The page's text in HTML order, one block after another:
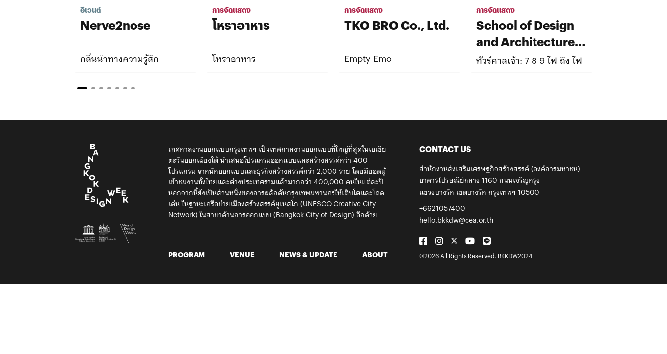
อีเวนต์
Nerve2nose
กลิ่นนำทางความรู้สึก
การจัดแสดง
โหราอาหาร
โหราอาหาร
การจัดแสดง
TKO BRO Co., Ltd.
Empty Emo
การจัดแสดง
School of Design
and Architecture,
Sripatum
ทัวร์ศาลเจ้า: 7 8 9 ไฟ ถึง ไฟ
เทศกาลงานออกแบบกรุงเทพฯ เป็นเทศกาลงานออกแบบที่ใหญ่ที่สุดในเอเชีย
ตะวันออกเฉียงใต้ นำเสนอโปรแกรมออกแบบและสร้างสรรค์กว่า 400
โปรแกรม จากนักออกแบบและธุรกิจสร้างสรรค์กว่า 2,000 ราย โดยมียอดผู้
เข้าชมงานทั้งไทยและต่างประเทศรวมแล้วมากกว่า 400,000 คนในแต่ละปี
นอกจากนี้ยังเป็นส่วนหนึ่งของการผลักดันกรุงเทพมหานครให้เติบโตและโดด
เด่น ในฐานะเครือข่ายเมืองสร้างสรรค์ยูเนสโก (UNESCO Creative City
Network) ในสาขาด้านการออกแบบ (Bangkok City of Design) อีกด้วย
PROGRAM VENUE NEWS & UPDATE ABOUT
CONTACT US
สำนักงานส่งเสริมเศรษฐกิจสร้างสรรค์ (องค์การมหาชน)
อาคารไปรษณีย์กลาง 1160 ถนนเจริญกรุง
แขวงบางรัก เขตบางรัก กรุงเทพฯ 10500
+6621057400
hello.bkkdw@cea.or.th
©2026 All Rights Reserved. BKKDW2024